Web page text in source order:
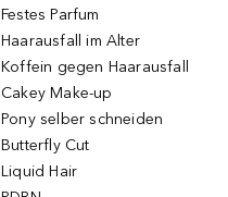
Festes Parfum
Haarausfall im Alter
Koffein gegen Haarausfall
Cakey Make-up
Pony selber schneiden
Butterfly Cut
Liquid Hair